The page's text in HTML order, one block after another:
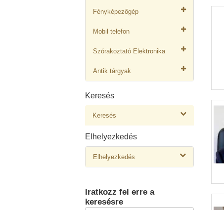
Fényképezőgép
Mobil telefon
Szórakoztató Elektronika
Antik tárgyak
Keresés
Keresés
Elhelyezkedés
Elhelyezkedés
Iratkozz fel erre a
keresésre